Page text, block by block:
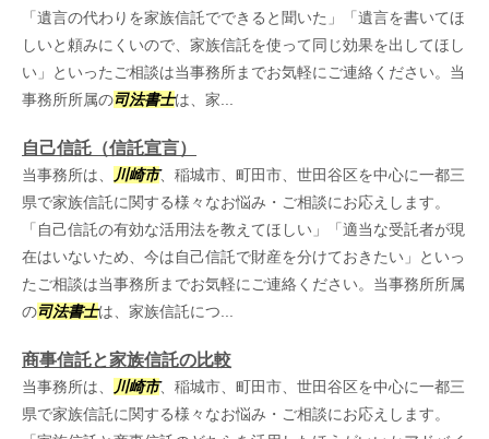
「遺言の代わりを家族信託でできると聞いた」「遺言を書いてほ
しいと頼みにくいので、家族信託を使って同じ効果を出してほし
い」といったご相談は当事務所までお気軽にご連絡ください。当
事務所所属の司法書士は、家...
自己信託（信託宣言）
当事務所は、 川崎市、稲城市、町田市、世田谷区を中心に一都三
県で家族信託に関する様々なお悩み・ご相談にお応えします。
「自己信託の有効な活用法を教えてほしい」「適当な受託者が現
在はいないため、今は自己信託で財産を分けておきたい」といっ
たご相談は当事務所までお気軽にご連絡ください。当事務所所属
の司法書士は、家族信託につ...
商事信託と家族信託の比較
当事務所は、 川崎市、稲城市、町田市、世田谷区を中心に一都三
県で家族信託に関する様々なお悩み・ご相談にお応えします。